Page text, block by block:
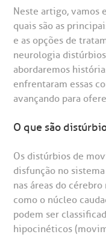
in antecipado
de exames
A BP conta com você para
atendimento e dos serviços
A Ouvidoria e SAC são
suas dúvidas, registrar suas
relacionados ao nosso
Horário de atendimento: 2ª
do médico
de conduta
de
de Excelência
Neste artigo, vamos
quais são as
e as opções de
neurologia
abordaremos
enfrentaram essas
avançando para
O que são
Os distúrbios de
disfunção no
nas áreas do
como o núcleo
podem ser
hipocinéticos